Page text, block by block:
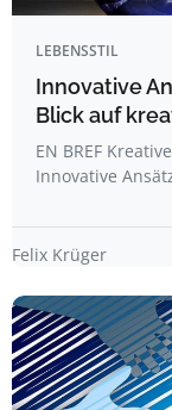
LEBENSSTIL
Innovative
Blick auf
EN BREF
Innovative
Felix Krüger